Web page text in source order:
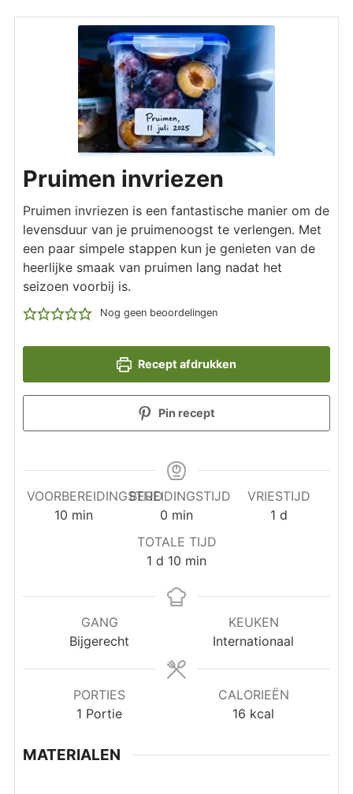
Pruimen invriezen
Pruimen invriezen is een fantastische manier om de
levensduur van je pruimenoogst te verlengen. Met
een paar simpele stappen kun je genieten van de
heerlijke smaak van pruimen lang nadat het
seizoen voorbij is.
Nog geen beoordelingen
Recept afdrukken
Pin recept
VOORBEREIDINGSTIJD
10 minuten
min
BEREIDINGSTIJD
0 minuten
min
VRIESTIJD
1 dag
d
TOTALE TIJD
1 dag
d 10 minuten
min
GANG
Bijgerecht
KEUKEN
Internationaal
PORTIES
1 Portie
CALORIEËN
16 kcal
MATERIALEN